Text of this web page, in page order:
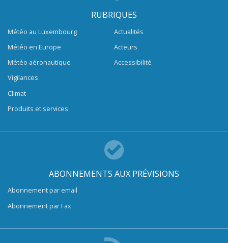
RUBRIQUES
Météo au Luxembourg
Météo en Europe
Météo aéronautique
Vigilances
Climat
Produits et services
Actualités
Acteurs
Accessibilité
ABONNEMENTS AUX PRÉVISIONS
Abonnement par email
Abonnement par Fax